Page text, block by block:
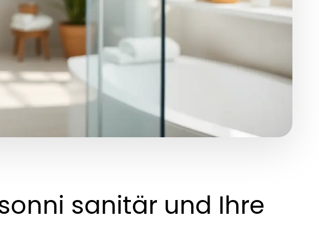
sanitär und Ihre